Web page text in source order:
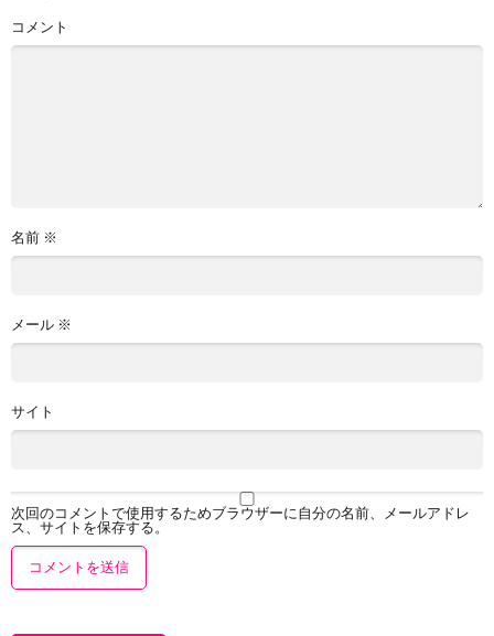
コメント
名前 ※
メール ※
サイト
次回のコメントで使用するためブラウザーに自分の名前、メールアドレ
ス、サイトを保存する。